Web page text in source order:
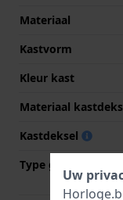
Materiaal
Kastvorm
Kleur kast
Materiaal
Kastdeksel
Type glas
Uw